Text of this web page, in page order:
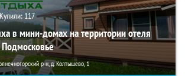
Купили: 117
в мини-домах на территории отеля
р-н, д. Колтышево, 1